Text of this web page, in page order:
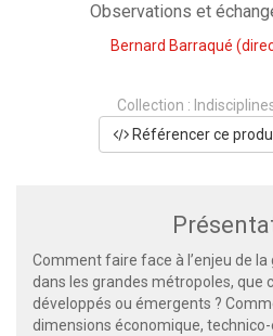
Observations et
Bernard Barraqué
Collection :
Référencer ce
Comment faire face à l’enjeu de la
dans les grandes métropoles, que
développés ou émergents ?
dimensions économique,